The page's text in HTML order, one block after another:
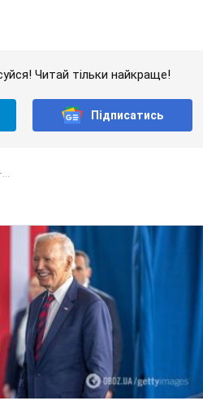
Джо Байдена назвала
сигналізував про його
належної уваги
13-річна
Сумщину. Фото